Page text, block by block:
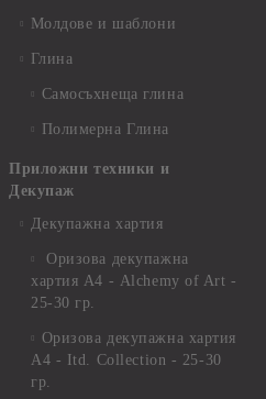
Молдове и шаблони
Глина
Самосъхнеща глина
Полимерна Глина
Приложни техники и
Декупаж
Декупажна хартия
Оризова декупажна
хартия А4 - Alchemy of Art -
25-30 гр.
Оризова декупажна хартия
А4 - Itd. Collection - 25-30
гр.